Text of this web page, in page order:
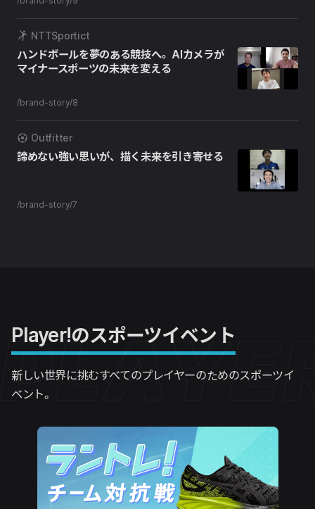
NTTSportict
ハンドボールを夢のある競技へ。AIカメラが
マイナースポーツの未来を変える
/brand-story/8
Outfitter
諦めない強い思いが、描く未来を引き寄せる
/brand-story/7
Player!のスポーツイベント
新しい世界に挑むすべてのプレイヤーのためのスポーツイ
ベント。